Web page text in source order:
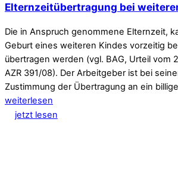
Elternzeitübertragung bei
Die in Anspruch genommene Elternzeit,
Geburt eines weiteren Kindes vorzeitig
übertragen werden (vgl. BAG, Urteil vom
AZR 391/08). Der Arbeitgeber ist bei
Zustimmung der Übertragung an ein
weiterlesen
jetzt lesen